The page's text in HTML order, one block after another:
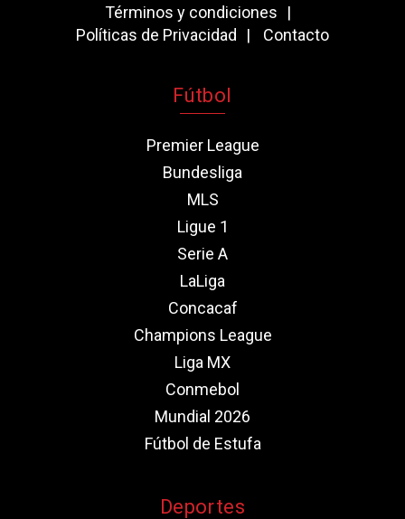
Términos y condiciones
Políticas de Privacidad
Contacto
Fútbol
Premier League
Bundesliga
MLS
Ligue 1
Serie A
LaLiga
Concacaf
Champions League
Liga MX
Conmebol
Mundial 2026
Fútbol de Estufa
Deportes